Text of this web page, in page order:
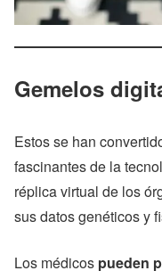
Gemelos
Estos se han
fascinantes de la
réplica virtual de los
sus datos genéticos y
Los médicos pueden